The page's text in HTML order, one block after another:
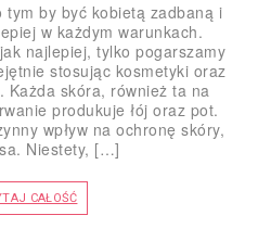
tym by być kobietą zadbaną i
w każdym warunkach.
najlepiej, tylko pogarszamy
stosując kosmetyki oraz
Każda skóra, również ta na
produkuje łój oraz pot.
wpływ na ochronę skóry,
Niestety, […]
CAŁOŚĆ